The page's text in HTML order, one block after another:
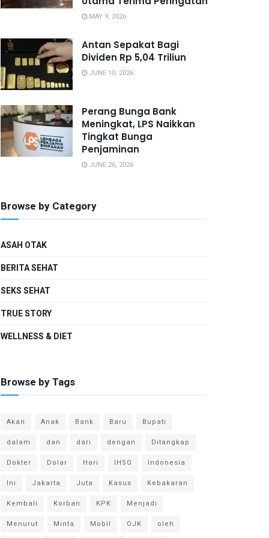
MAY 9, 2026
Antan Sepakat Bagi
Dividen Rp 5,04 Triliun
JUNE 10, 2026
Perang Bunga Bank
Meningkat, LPS Naikkan
Tingkat Bunga
Penjaminan
JUNE 26, 2026
Browse by Category
ASAH OTAK
BERITA SEHAT
SEKS SEHAT
TRUE STORY
WELLNESS & DIET
Browse by Tags
Akan Anak Bank Baru
Bupati
dalam
dan dari dengan
Ditangkap
Dokter
Dolar Hari IHSG
Indonesia
Ini
Jakarta Juta Kasus
Kebakaran
Kembali
Korban KPK
Menjadi
Menurut
Minta Mobil OJK oleh